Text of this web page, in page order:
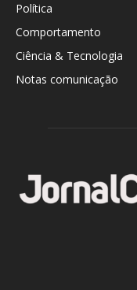
Política
Comportamento
Ciência & Tecnologia
Notas comunicação